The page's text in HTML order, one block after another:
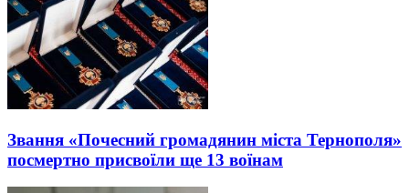
Звання «Почесний громадянин міста Тернополя»
посмертно присвоїли ще 13 воїнам